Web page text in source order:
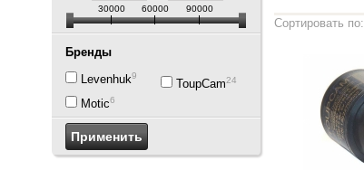
30000 60000 90000
Бренды
Levenhuk9
Motic6
ToupCam24
Сортировать по: